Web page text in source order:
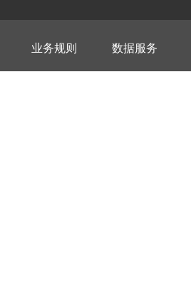
业务规则 数据服务